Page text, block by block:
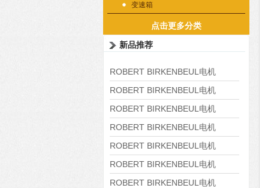
变速箱
点击更多分类
新品推荐
ROBERT BIRKENBEUL电机
8APE225M-4-IE3
ROBERT BIRKENBEUL电机
8APE180L-4 IE3
ROBERT BIRKENBEUL电机
8APE160M-6 IE3
ROBERT BIRKENBEUL电机
8APE160L-4-IE3
ROBERT BIRKENBEUL电机
8APE112M-6K-IE3
ROBERT BIRKENBEUL电机
8APE100L-2 IE3
ROBERT BIRKENBEUL电机